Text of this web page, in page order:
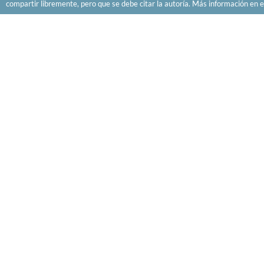
compartir libremente, pero que se debe citar la autoría. Más información en